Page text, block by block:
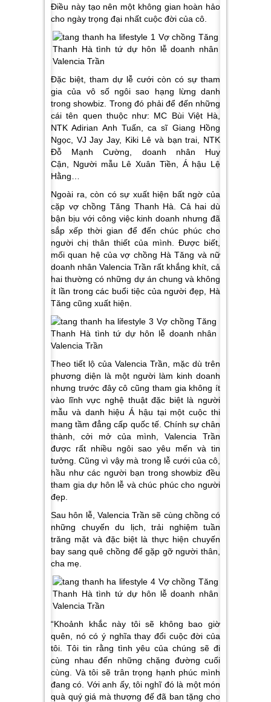
Điều này tạo nên một không gian hoàn hảo
cho ngày trọng đại nhất cuộc đời của cô.
Đặc biệt, tham dự lễ cưới còn có sự tham
gia của vô số ngôi sao hạng lừng danh
trong showbiz. Trong đó phải để đến những
cái tên quen thuộc như: MC Bùi Việt Hà,
NTK Adirian Anh Tuấn, ca sĩ Giang Hồng
Ngọc, VJ Jay Jay, Kiki Lê và bạn trai, NTK
Đỗ Mạnh Cường, doanh nhân Huy
Cận, Người mẫu Lê Xuân Tiền, Á hậu Lệ
Hằng…
Ngoài ra, còn có sự xuất hiện bất ngờ của
cặp vợ chồng Tăng Thanh Hà. Cả hai dù
bận bịu với công việc kinh doanh nhưng đã
sắp xếp thời gian để đến chúc phúc cho
người chị thân thiết của mình. Được biết,
mối quan hệ của vợ chồng Hà Tăng và nữ
doanh nhân Valencia Trần rất khắng khít, cả
hai thường có những dự án chung và không
ít lần trong các buổi tiệc của người đẹp, Hà
Tăng cũng xuất hiện.
Theo tiết lộ của Valencia Trần, mặc dù trên
phương diện là một người làm kinh doanh
nhưng trước đây cô cũng tham gia không ít
vào lĩnh vực nghệ thuật đặc biệt là người
mẫu và danh hiệu Á hậu tại một cuộc thi
mang tầm đẳng cấp quốc tế. Chính sự chân
thành, cởi mở của mình, Valencia Trần
được rất nhiều ngôi sao yêu mến và tin
tưởng. Cũng vì vậy mà trong lễ cưới của cô,
hầu như các người bạn trong showbiz đều
tham gia dự hôn lễ và chúc phúc cho người
đẹp.
Sau hôn lễ, Valencia Trần sẽ cùng chồng có
những chuyến du lịch, trải nghiệm tuần
trăng mặt và đặc biệt là thực hiện chuyến
bay sang quê chồng để gặp gỡ người thân,
cha mẹ.
“Khoảnh khắc này tôi sẽ không bao giờ
quên, nó có ý nghĩa thay đổi cuộc đời của
tôi. Tôi tin rằng tình yêu của chúng sẽ đi
cùng nhau đến những chặng đường cuối
cùng. Và tôi sẽ trân trọng hạnh phúc mình
đang có. Với anh ấy, tôi nghĩ đó là một món
quà quý giá mà thượng đế đã ban tặng cho